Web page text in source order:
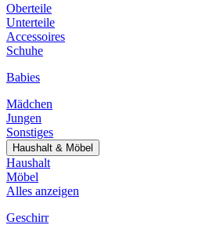
Oberteile
Unterteile
Accessoires
Schuhe
Babies
Mädchen
Jungen
Sonstiges
Haushalt & Möbel
Haushalt
Möbel
Alles anzeigen
Geschirr